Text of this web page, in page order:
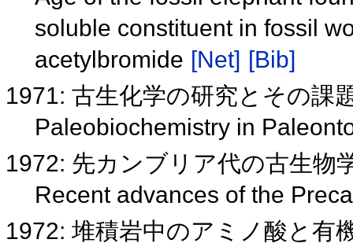
soluble constituent in fossil
acetylbromide [Net] [Bib]
1971: 古生化学の研究とその課
Paleobiochemistry in
1972: 先カンブリア代の古生物
Recent advances of the
1972: 堆積岩中のアミノ酸と有